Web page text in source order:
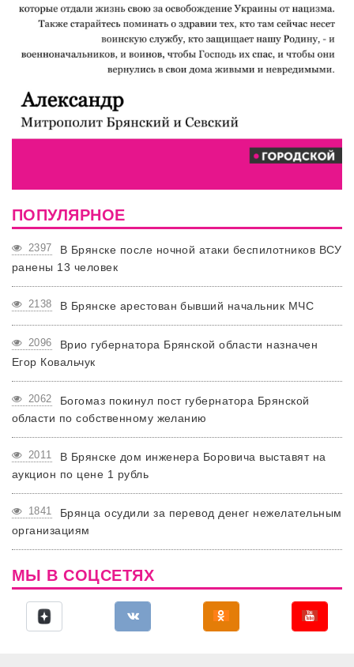
ПОПУЛЯРНОЕ
2397
В Брянске после ночной атаки беспилотников ВСУ
ранены 13 человек
2138 В Брянске арестован бывший начальник МЧС
2096
Врио губернатора Брянской области назначен
Егор Ковальчук
2062
Богомаз покинул пост губернатора Брянской
области по собственному желанию
2011
В Брянске дом инженера Боровича выставят на
аукцион по цене 1 рубль
1841
Брянца осудили за перевод денег нежелательным
организациям
МЫ В СОЦСЕТЯХ